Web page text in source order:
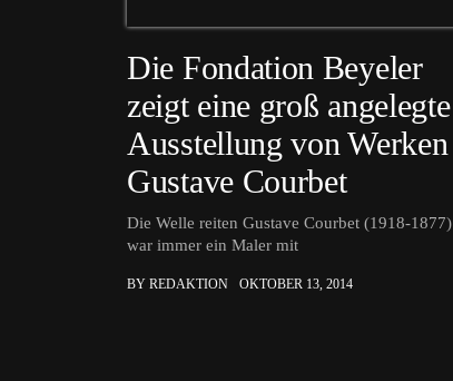
Die Fondation Beyeler
zeigt eine groß angelegte
Ausstellung von Werken
Gustave Courbet
Die Welle reiten Gustave Courbet (1918-1877)
war immer ein Maler mit
BY REDAKTION OKTOBER 13, 2014